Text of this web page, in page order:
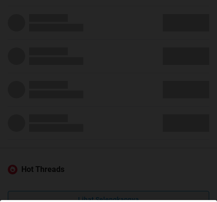
Hot Threads
Lihat Selengkapnya